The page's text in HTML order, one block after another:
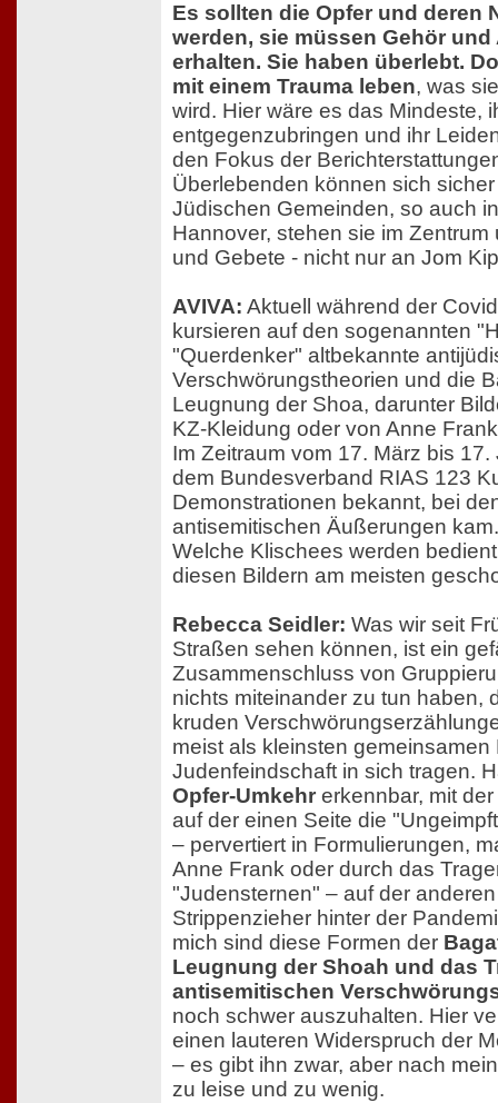
Es sollten die Opfer und deren
werden, sie müssen Gehör
erhalten. Sie haben überlebt.
mit einem Trauma leben, was
wird. Hier wäre es das Mindeste,
entgegenzubringen und ihr
den Fokus der
Überlebenden können sich
Jüdischen Gemeinden, so auch
Hannover, stehen sie im
und Gebete - nicht nur an Jom
AVIVA: Aktuell während der
kursieren auf den sogenannten
"Querdenker" altbekannte
Verschwörungstheorien und die
Leugnung der Shoa, darunter
KZ-Kleidung oder von Anne
Im Zeitraum vom 17. März bis
dem Bundesverband RIAS 123
Demonstrationen bekannt, bei
antisemitischen Äußerungen kam.
Welche Klischees werden
diesen Bildern am meisten
Rebecca Seidler: Was wir seit
Straßen sehen können, ist ein
Zusammenschluss von
nichts miteinander zu tun haben,
kruden
meist als kleinsten gemeinsamen
Judenfeindschaft in sich tragen.
Opfer-Umkehr erkennbar, mit
auf der einen Seite die
– pervertiert in Formulierungen,
Anne Frank oder durch das
"Judensternen" – auf der
Strippenzieher hinter der
mich sind diese Formen der
Leugnung der Shoah und das
antisemitischen
noch schwer auszuhalten. Hier
einen lauteren Widerspruch der
– es gibt ihn zwar, aber nach
zu leise und zu wenig.